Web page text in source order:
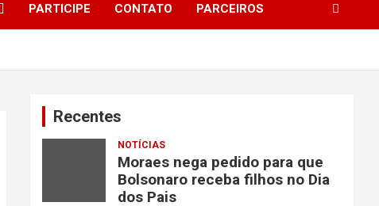
PARTICIPE CONTATO PARCEIROS
Recentes
NOTÍCIAS
Moraes nega pedido para que
Bolsonaro receba filhos no Dia
dos Pais